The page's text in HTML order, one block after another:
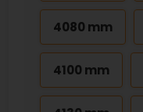
4080 mm
4100 mm